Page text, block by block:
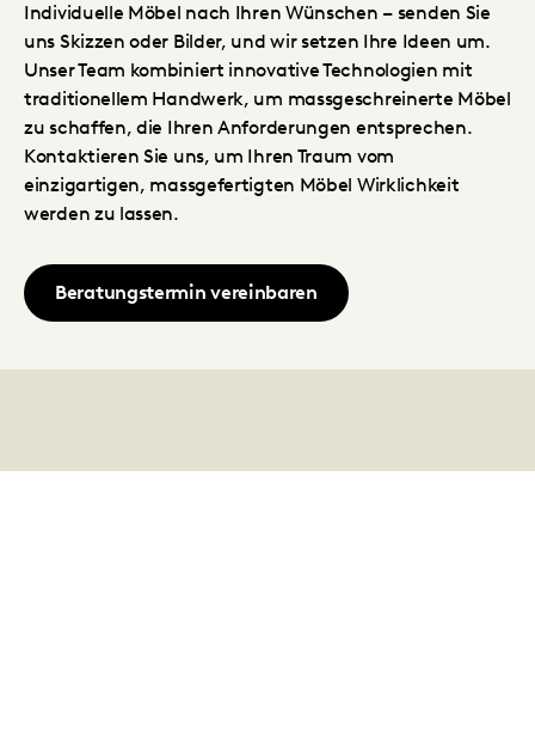
Individuelle Möbel nach Ihren Wünschen – senden Sie
uns Skizzen oder Bilder, und wir setzen Ihre Ideen um.
Unser Team kombiniert innovative Technologien mit
traditionellem Handwerk, um massgeschreinerte Möbel
zu schaffen, die Ihren Anforderungen entsprechen.
Kontaktieren Sie uns, um Ihren Traum vom
einzigartigen, massgefertigten Möbel Wirklichkeit
werden zu lassen.
Beratungstermin vereinbaren